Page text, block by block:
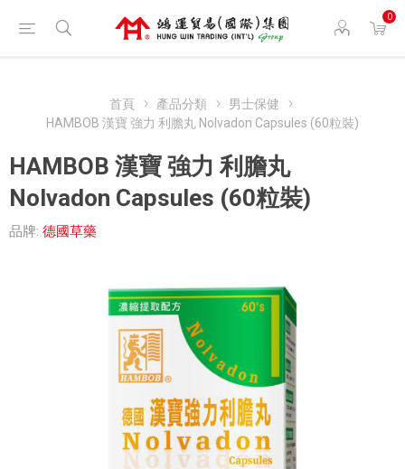
0
首頁 產品分類
男士保健
HAMBOB 漢寶 強力 利膽丸 Nolvadon Capsules (60粒裝)
HAMBOB 漢寶 強力 利膽丸
Nolvadon Capsules (60粒裝)
品牌: 德國草藥